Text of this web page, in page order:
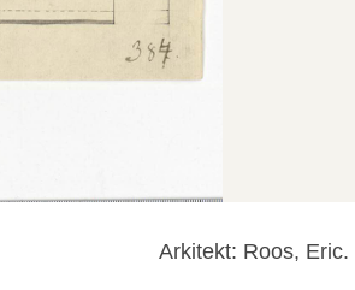
Arkitekt: Roos, Eric.